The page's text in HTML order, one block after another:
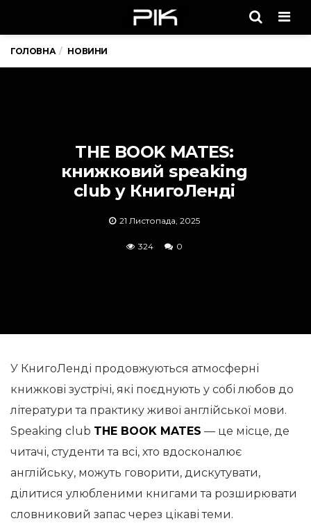
ГОЛОВНА НОВИНИ
THE BOOK MATES:
книжковий speaking
club у КнигоЛенді
21 Листопада, 2025
324 0
У КнигоЛенді продовжуються атмосферні
книжкові зустрічі, які поєднують у собі любов до
літератури та практику живої англійської мови.
Speaking club THE BOOK MATES — це місце, де
читачі, студенти та всі, хто вдосконалює
англійську, можуть говорити, дискутувати,
ділитися улюбленими книгами та розширювати
словниковий запас через цікаві теми.